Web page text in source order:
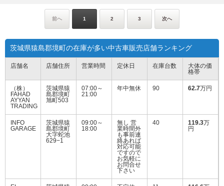
茨城県猿島郡境町の在庫が多い中古車販売店舗ランキング
店舗名 店舗住所 営業時間 定休日 在庫台数
大体の価
格帯
（株）
FAHAD
TRADING
茨城県猿
島郡境町
07:00～
21:00
年中無休 90 62.7万円
INFO
GARAGE
茨城県猿
島郡境町
629−1
09:00～
絡あれば
対応可能
ですので
お気軽に
お問合せ
下さい
1277−12
不定休